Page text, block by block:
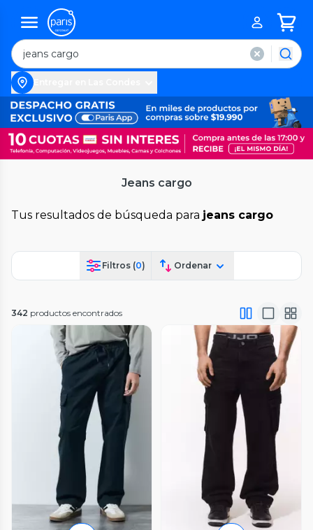
Jeans cargo
Tus resultados de búsqueda para jeans cargo
Filtros (0) Ordenar
342 productos encontrados